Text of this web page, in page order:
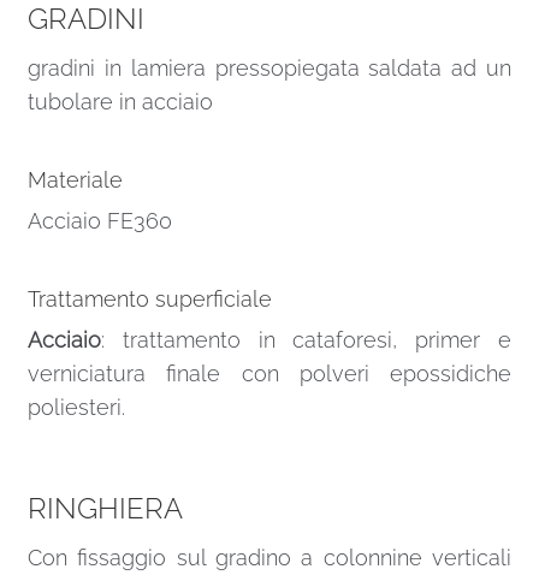
GRADINI
gradini in lamiera pressopiegata saldata ad un
tubolare in acciaio
Materiale
Acciaio FE360
Trattamento superficiale
Acciaio: trattamento in cataforesi, primer e
verniciatura finale con polveri epossidiche
poliesteri.
RINGHIERA
Con fissaggio sul gradino a colonnine verticali